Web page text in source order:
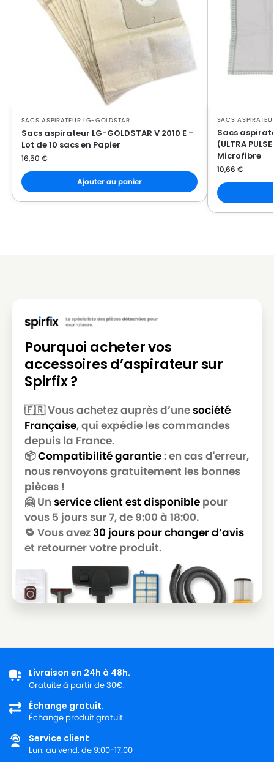
GOLDSTAR
LG-GOLDSTAR PASSION 3544
LG-GOLDSTAR PASSION 3800
LG-GOLDSTAR PASSION 4000
LG-
GOLDSTAR
LG-GOLDSTAR PASSION 4200
LG-
GOLDSTAR
LG-GOLDSTAR REY (Série)
GOLDSTAR
LG-
GOLDSTAR
LG-GOLDSTAR T 2750
LG-
GOLDSTAR
LG-
GOLDSTAR
LG-GOLDSTAR T 2950
LG-
GOLDSTAR
LG-GOLDSTAR T 2990
LG-
GOLDSTAR
LG-
GOLDSTAR
LG-GOLDSTAR T 3900
GOLDSTAR
LG-GOLDSTAR TB 33
LG-
GOLDSTAR
LG-GOLDSTAR TB 34
GOLDSTAR
LG-GOLDSTAR TURBO 2700
LG-
GOLDSTAR
LG-GOLDSTAR TURBO 2900
LG-
GOLDSTAR
LG-GOLDSTAR TURBO 3100 B
SACS ASPIRATEUR LG-GOLDSTAR
Sacs aspirateur LG-GOLDSTAR V 2010 E –
Lot de 10 sacs en Papier
16,50 €
Ajouter au panier
SACS
Sacs
(ULTRA
Microfibre
10,66 €
Pourquoi acheter vos
accessoires d’aspirateur sur
Spirfix ?
🇫🇷 Vous achetez auprès d’unesociété
Française, qui expédie les commandes
depuis la France.
📦Compatibilité garantie: en cas d'erreur,
nous renvoyons gratuitement les bonnes
pièces !
🤗 Un service client est disponible pour
vous 5 jours sur 7, de 9:00 à 18:00.
🔁 Vous avez30 jours pour changer d’avis
et retourner votre produit.
Livraison en 24h à 48h.
Gratuite à partir de 30€.
Échange gratuit.
Échange produit gratuit.
Service client
Lun. au vend. de 9:00-17:00